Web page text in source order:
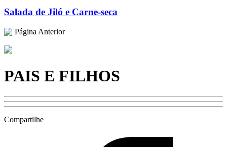
Salada de Jiló e Carne-seca
Página Anterior
PAIS E FILHOS
Compartilhe